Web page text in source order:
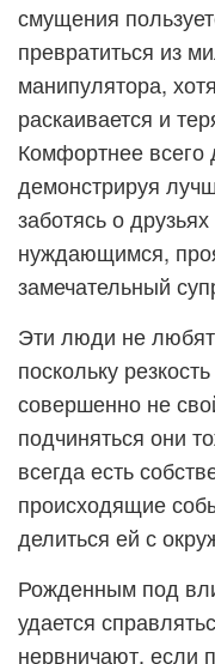
смущения
превратиться из
манипулятора,
раскаивается и
Комфортнее всего
демонстрируя
заботясь о
нуждающимся,
замечательный
Эти люди не
поскольку
совершенно не
подчиняться они
всегда есть
происходящие
делиться ей с
Рожденным под
удается
нервничают, если